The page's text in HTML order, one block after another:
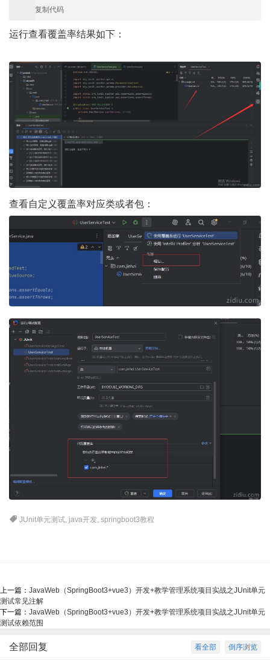
复制代码
运行查看覆盖率结果如下：
查看自定义覆盖率对应类或者包：
JUnit单元测试 java开发 ,springboot3教程
上一篇： JavaWeb（SpringBoot3+vue3）开发+教学管理系统项目实战之JUnit单元
测试常见注解
下一篇： JavaWeb（SpringBoot3+vue3）开发+教学管理系统项目实战之JUnit单元
测试依赖范围
倒序浏览
看全部
全部回复